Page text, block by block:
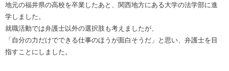
地元の福井県の高校を卒業したあと、関西地方にある大学の法学部に進
学しました。
就職活動では弁護士以外の選択肢も考えましたが、
「自分の力だけでできる仕事のほうが面白そうだ」と思い、弁護士を目
指すことにしました。